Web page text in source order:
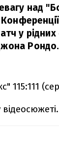
над
у
Рондо.
115:111